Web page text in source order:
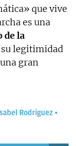
que vive
es una
de la
su legitimidad
gran
Rodríguez